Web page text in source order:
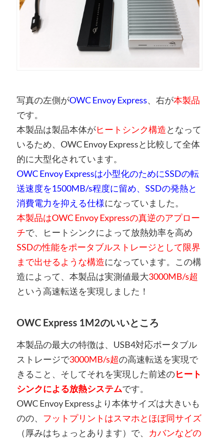
写真の左側がOWC Envoy Express、右が本製品
です。
本製品は製品本体がヒートシンク構造となって
いるため、OWC Envoy Expressと比較して全体
的に大型化されています。
OWC Envoy Expressは小型化のためにSSDの転
送速度を1500MB/s程度に留め、SSDの発熱と
消費電力を抑える仕様になっていました。
本製品はOWC Envoy Expressの真逆のアプロー
チで、ヒートシンクによって放熱効率を高め
SSDの性能をポータブルストレージとして限界
まで出せるような構造になっています。この構
造によって、本製品は実測値最大3000MB/s超
という高速転送を実現しました！
OWC Express 1M2のいいところ
本製品の最大の特徴は、USB4対応ポータブル
ストレージで3000MB/s超の高速転送を実現で
きること、そしてそれを実現した前述のヒート
シンクによる放熱システムです。
OWC Envoy Expressより本体サイズは大きいも
のの、
フットプリントはスマホとほぼ同サイズ
（厚みはちょっとあります）で、
カバンなどの